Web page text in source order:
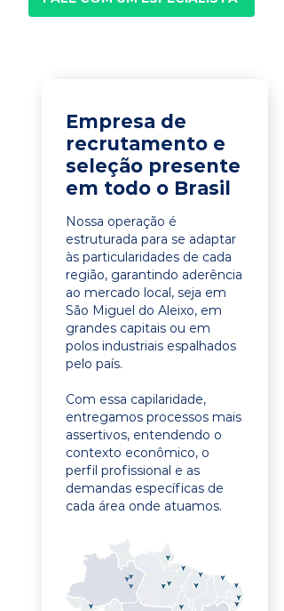
Empresa de
recrutamento e
seleção presente
em todo o Brasil
Nossa operação é
estruturada para se adaptar
às particularidades de cada
região, garantindo aderência
ao mercado local, seja em
São Miguel do Aleixo, em
grandes capitais ou em
polos industriais espalhados
pelo país.
Com essa capilaridade,
entregamos processos mais
assertivos, entendendo o
contexto econômico, o
perfil profissional e as
demandas específicas de
cada área onde atuamos.